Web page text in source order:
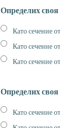
Определих своя
Като сечение
Като сечение
Като сечение
Определих
Като сечение